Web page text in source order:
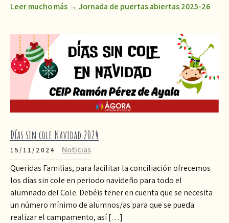
Leer mucho más → Jornada de puertas abiertas 2025-26
Días sin cole Navidad 2024
15/11/2024
Noticias
Queridas Familias, para facilitar la conciliación ofrecemos
los días sin cole en periodo navideño para todo el
alumnado del Cole. Debéis tener en cuenta que se necesita
un número mínimo de alumnos/as para que se pueda
realizar el campamento, así […]